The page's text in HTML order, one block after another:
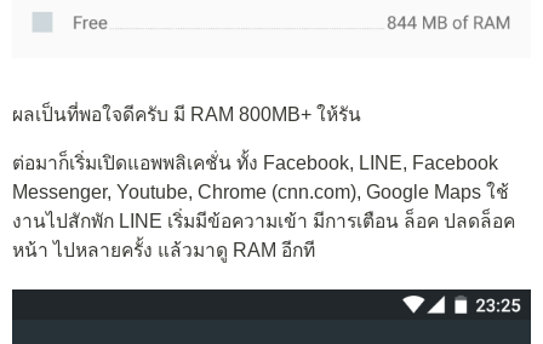
ผลเป็นที่พอใจดีครับ มี RAM 800MB+ ให้รัน
ต่อมาก็เริ่มเปิดแอพพลิเคชั่น ทั้ง Facebook, LINE, Facebook
Messenger, Youtube, Chrome (cnn.com), Google Maps ใช้
งานไปสักพัก LINE เริ่มมีข้อความเข้า มีการเตือน ล็อค ปลดล็อค
หน้า ไปหลายครั้ง แล้วมาดู RAM อีกที